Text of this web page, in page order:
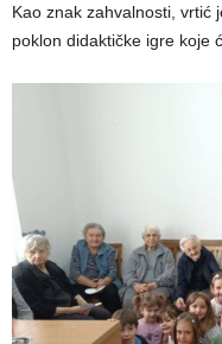
Kao znak zahvalnosti, vrtić
poklon didaktičke igre koje